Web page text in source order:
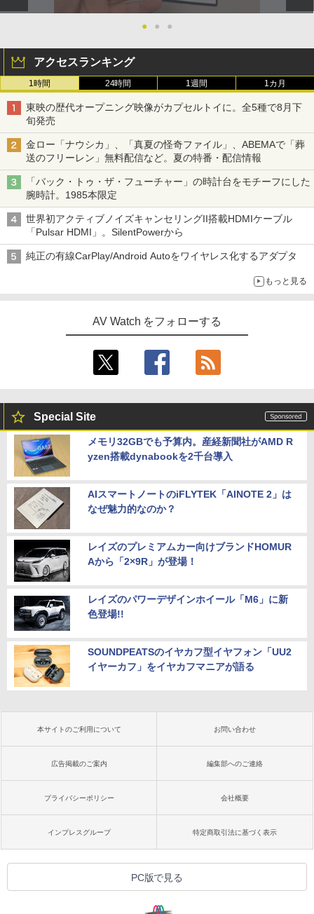
● ● ●
アクセスランキング
1時間 24時間 1週間 1カ月
東映の歴代オープニング映像がカプセルトイに。全5種で8月下
旬発売
金ロー「ナウシカ」、「真夏の怪奇ファイル」、ABEMAで「葬
送のフリーレン」無料配信など。夏の特番・配信情報
「バック・トゥ・ザ・フューチャー」の時計台をモチーフにした
腕時計。1985本限定
世界初アクティブノイズキャンセリングII搭載HDMIケーブル
「Pulsar HDMI」。SilentPowerから
純正の有線CarPlay/Android Autoをワイヤレス化するアダプタ
もっと見る
AV Watch をフォローする
Special Site
メモリ32GBでも予算内。産経新聞社がAMD R
yzen搭載dynabookを2千台導入
AIスマートノートのiFLYTEK「AINOTE 2」は
なぜ魅力的なのか？
レイズのプレミアムカー向けブランドHOMUR
Aから「2×9R」が登場！
レイズのパワーデザインホイール「M6」に新
色登場!!
SOUNDPEATSのイヤカフ型イヤフォン「UU2
イヤーカフ」をイヤカフマニアが語る
本サイトのご利用について お問い合わせ
広告掲載のご案内 編集部へのご連絡
プライバシーポリシー 会社概要
インプレスグループ 特定商取引法に基づく表示
PC版で見る